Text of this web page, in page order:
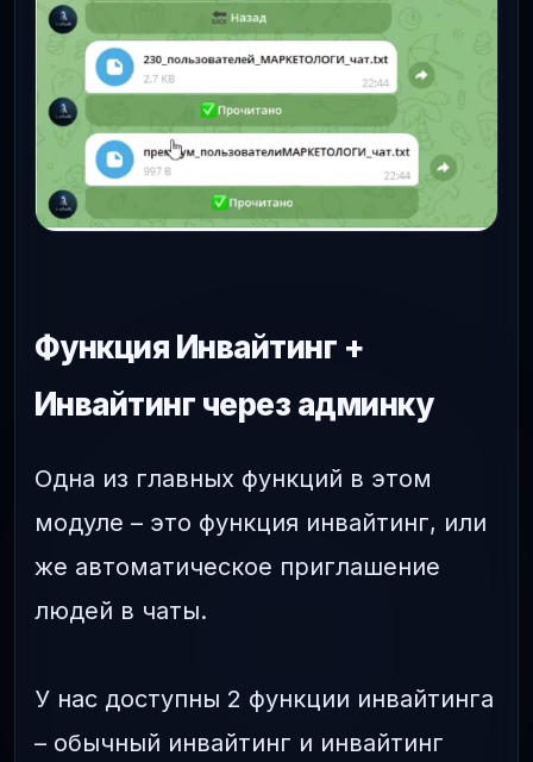
Функция Инвайтинг +
Инвайтинг через админку
Одна из главных функций в этом
модуле – это функция инвайтинг, или
же автоматическое приглашение
людей в чаты.
У нас доступны 2 функции инвайтинга
– обычный инвайтинг и инвайтинг